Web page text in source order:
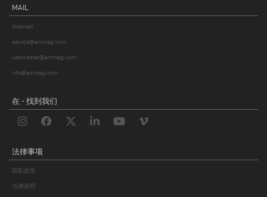
MAIL
Webmail
service@emmegi.com
webmaster@emmegi.com
info@emmegi.com
在 - 找到我们
法律事项
隐私政策
法律说明